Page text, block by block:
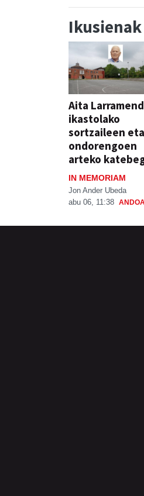
Ikusienak
Aita
ikastolako
sortzaileen eta
ondorengoen
arteko
IN MEMORIAM
Jon Ander Ubeda
abu 06, 11:38